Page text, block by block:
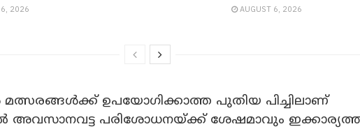
2026 AUGUST 6, 2026
ഉപയോഗിക്കാത്ത പുതിയ പിച്ചിലാണ്
അവസാനവട്ട പരിശോധനയ്ക്ക് ശേഷമാവും